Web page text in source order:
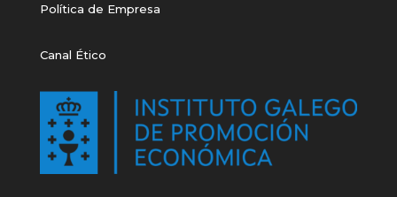
Política de Empresa
Canal Ético